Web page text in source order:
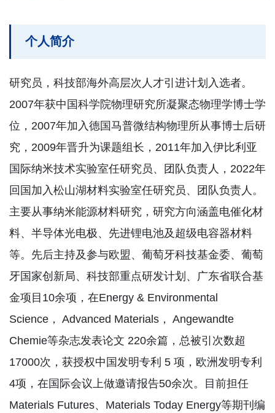
个人简介
研究员，科技部海外高层次人才引进计划入选者。
2007年获中国科学院物理研究所凝聚态物理学博士学
位，2007年加入德国马普微结构物理所从事博士后研
究，2009年晋升为课题组长，2011年加入伊比利亚
国际纳米技术实验室任研究员、团队负责人，2022年
回国加入松山湖材料实验室任研究员、团队负责人。
主要从事纳米能源材料研究，研究方向涵盖电催化材
料、半导体光电极、先进锂电池及超级电容器材料
等。先后主持及参与欧盟、葡萄牙科技基金委、葡萄
牙国家创新局、科技部重点研发计划、广东省联合基
金项目10余项，在Energy & Environmental
Science， Advanced Materials， Angewandte
Chemie等杂志发表论文 220余篇，总被引次数超
17000次，获授权中国发明专利 5 项，欧洲发明专利
4项，在国际会议上做邀请报告50余次。目前担任
Materials Futures、Materials Today Energy等期刊编